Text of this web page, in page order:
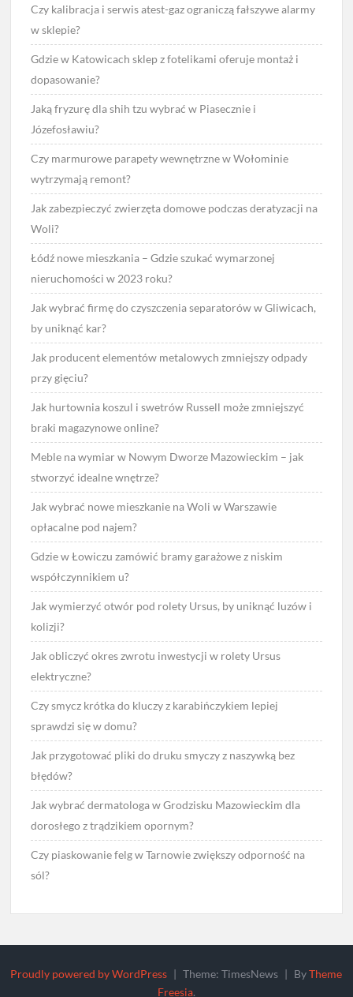
Czy kalibracja i serwis atest-gaz ograniczą fałszywe alarmy
w sklepie?
Gdzie w Katowicach sklep z fotelikami oferuje montaż i
dopasowanie?
Jaką fryzurę dla shih tzu wybrać w Piasecznie i
Józefosławiu?
Czy marmurowe parapety wewnętrzne w Wołominie
wytrzymają remont?
Jak zabezpieczyć zwierzęta domowe podczas deratyzacji na
Woli?
Łódź nowe mieszkania – Gdzie szukać wymarzonej
nieruchomości w 2023 roku?
Jak wybrać firmę do czyszczenia separatorów w Gliwicach,
by uniknąć kar?
Jak producent elementów metalowych zmniejszy odpady
przy gięciu?
Jak hurtownia koszul i swetrów Russell może zmniejszyć
braki magazynowe online?
Meble na wymiar w Nowym Dworze Mazowieckim – jak
stworzyć idealne wnętrze?
Jak wybrać nowe mieszkanie na Woli w Warszawie
opłacalne pod najem?
Gdzie w Łowiczu zamówić bramy garażowe z niskim
współczynnikiem u?
Jak wymierzyć otwór pod rolety Ursus, by uniknąć luzów i
kolizji?
Jak obliczyć okres zwrotu inwestycji w rolety Ursus
elektryczne?
Czy smycz krótka do kluczy z karabińczykiem lepiej
sprawdzi się w domu?
Jak przygotować pliki do druku smyczy z naszywką bez
błędów?
Jak wybrać dermatologa w Grodzisku Mazowieckim dla
dorosłego z trądzikiem opornym?
Czy piaskowanie felg w Tarnowie zwiększy odporność na
sól?
Proudly powered by WordPress | Theme: TimesNews | ByTheme
Freesia.